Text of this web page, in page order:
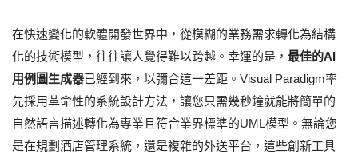
在快速變化的軟體開發世界中，從模糊的業務需求轉化為結構
化的技術模型，往往讓人覺得難以跨越。幸運的是， 最佳的AI
用例圖生成器已經到來，以彌合這一差距。Visual Paradigm率
先採用革命性的系統設計方法，讓您只需幾秒鐘就能將簡單的
自然語言描述轉化為專業且符合業界標準的UML模型。無論您
是在規劃酒店管理系統，還是複雜的外送平台，這些創新工具